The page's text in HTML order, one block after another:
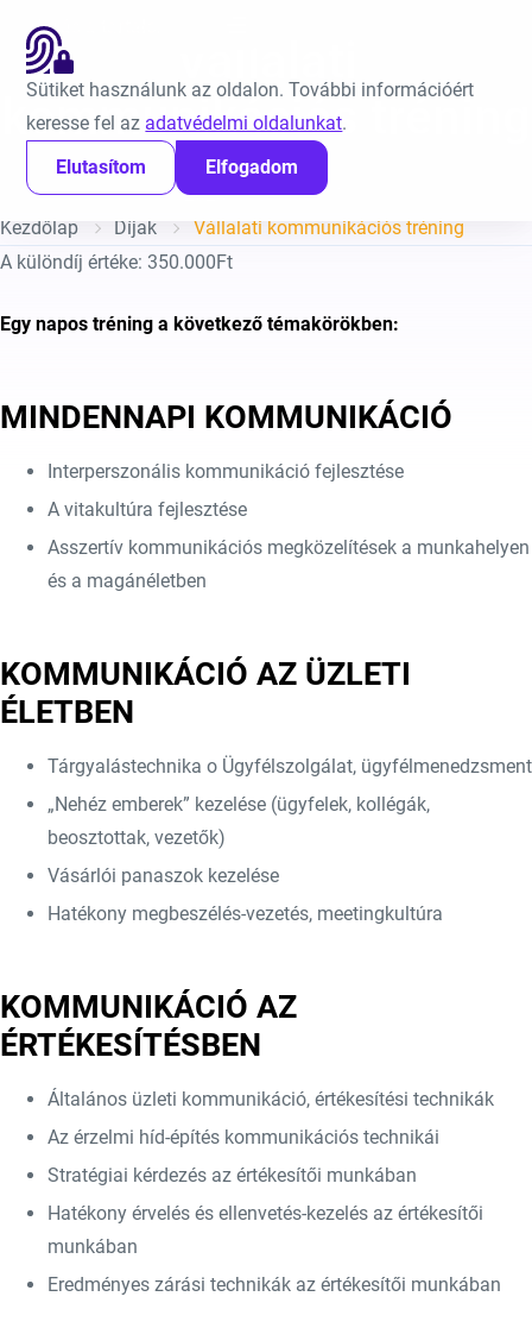
Sütiket használunk az oldalon. További információért
keresse fel az adatvédelmi oldalunkat.
Elutasítom
Elfogadom
Ugrás a tartalomra
kommunikációs tréning
Közzétéve:
2023. december 11.
Kezdőlap
Díjak
Vállalati kommunikációs tréning
A különdíj értéke: 350.000Ft
Egy napos tréning a következő témakörökben:
MINDENNAPI KOMMUNIKÁCIÓ
Interperszonális kommunikáció fejlesztése
A vitakultúra fejlesztése
Asszertív kommunikációs megközelítések a munkahelyen
és a magánéletben
KOMMUNIKÁCIÓ AZ ÜZLETI
ÉLETBEN
Tárgyalástechnika o Ügyfélszolgálat, ügyfélmenedzsment
„Nehéz emberek” kezelése (ügyfelek, kollégák,
beosztottak, vezetők)
Vásárlói panaszok kezelése
Hatékony megbeszélés-vezetés, meetingkultúra
KOMMUNIKÁCIÓ AZ
ÉRTÉKESÍTÉSBEN
Általános üzleti kommunikáció, értékesítési technikák
Az érzelmi híd-építés kommunikációs technikái
Stratégiai kérdezés az értékesítői munkában
Hatékony érvelés és ellenvetés-kezelés az értékesítői
munkában
Eredményes zárási technikák az értékesítői munkában